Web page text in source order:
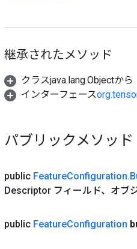
継承されたメソッド
クラスjava.lang.Objectから
インターフェース
パブリックメソッド
public FeatureConfiguration.
Descriptor フィールド、オブ
public FeatureConfiguration